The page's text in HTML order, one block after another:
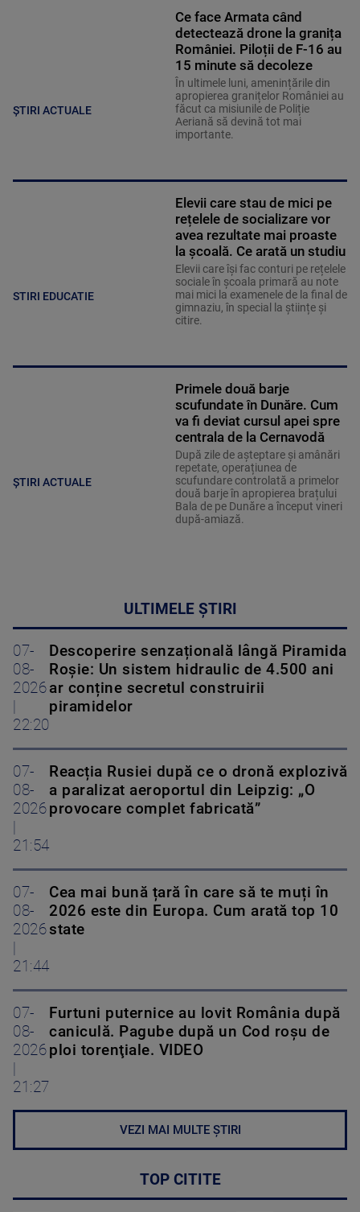
ȘTIRI ACTUALE
Ce face Armata când
detectează drone la granița
României. Piloții de F-16 au
15 minute să decoleze
În ultimele luni, amenințările din
apropierea granițelor României au
făcut ca misiunile de Poliție
Aeriană să devină tot mai
importante.
STIRI EDUCATIE
Elevii care stau de mici pe
rețelele de socializare vor
avea rezultate mai proaste
la școală. Ce arată un studiu
Elevii care îşi fac conturi pe rețelele
sociale în școala primară au note
mai mici la examenele de la final de
gimnaziu, în special la științe și
citire.
ȘTIRI ACTUALE
Primele două barje
scufundate în Dunăre. Cum
va fi deviat cursul apei spre
centrala de la Cernavodă
După zile de așteptare și amânări
repetate, operațiunea de
scufundare controlată a primelor
două barje în apropierea brațului
Bala de pe Dunăre a început vineri
după-amiază.
ULTIMELE ȘTIRI
07-
08-
2026
22:20
Descoperire senzațională lângă Piramida
Roșie: Un sistem hidraulic de 4.500 ani
ar conține secretul construirii
piramidelor
07-
08-
2026
21:54
Reacția Rusiei după ce o dronă explozivă
a paralizat aeroportul din Leipzig: „O
provocare complet fabricată”
07-
08-
2026
21:44
Cea mai bună țară în care să te muți în
2026 este din Europa. Cum arată top 10
state
07-
08-
2026
21:27
Furtuni puternice au lovit România după
caniculă. Pagube după un Cod roşu de
ploi torenţiale. VIDEO
VEZI MAI MULTE ȘTIRI
TOP CITITE